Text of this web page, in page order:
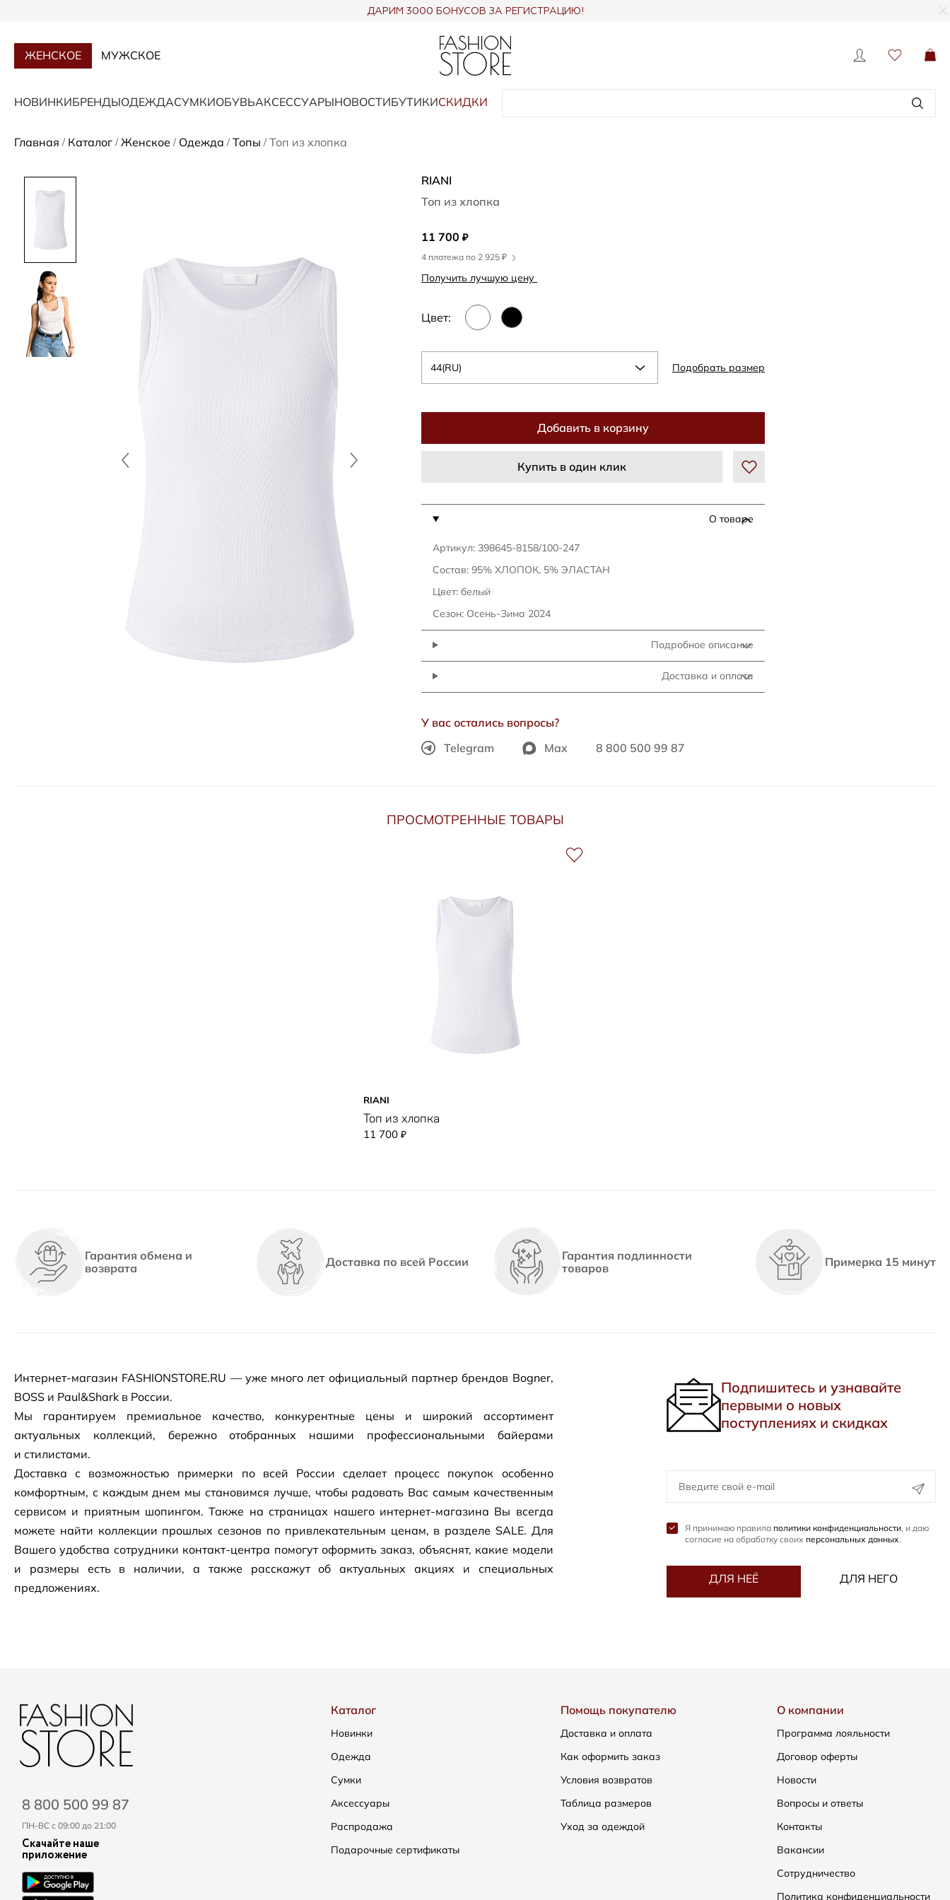
ДАРИМ 3000 БОНУСОВ ЗА РЕГИСТРАЦИЮ!
ЖЕНСКОЕ МУЖСКОЕ
НОВИНКИБРЕНДЫОДЕЖДАСУМКИОБУВЬАКСЕССУАРЫНОВОСТИБУТИКИСКИДКИ
Главная / Каталог / Женское / Одежда / Топы / Топ из хлопка
RIANI
Топ из хлопка
11 700 ₽
4 платежа по 2 925 ₽
Получить лучшую цену
Цвет:
44(RU) Подобрать размер
Добавить в корзину
Купить в один клик
О товаре
Артикул: 398645-8158/100-247
Состав: 95% ХЛОПОК, 5% ЭЛАСТАН
Цвет: белый
Сезон: Осень-Зима 2024
Подробное описание
Доставка и оплата
У вас остались вопросы?
Telegram
Max 8 800 500 99 87
ПРОСМОТРЕННЫЕ ТОВАРЫ
RIANI
Топ из хлопка
11 700 ₽
Гарантия обмена и
возврата
Доставка по всей России
Гарантия подлинности
товаров
Примерка 15 минут
Интернет-магазин FASHIONSTORE.RU — уже много лет официальный партнер брендов Bogner,
BOSS и Paul&Shark в России.
Мы гарантируем премиальное качество, конкурентные цены и широкий ассортимент
актуальных коллекций, бережно отобранных нашими профессиональными байерами
и стилистами.
Доставка с возможностью примерки по всей России сделает процесс покупок особенно
комфортным, с каждым днем мы становимся лучше, чтобы радовать Вас самым качественным
сервисом и приятным шопингом. Также на страницах нашего интернет-магазина Вы всегда
можете найти коллекции прошлых сезонов по привлекательным ценам, в разделе SALE. Для
Вашего удобства сотрудники контакт-центра помогут оформить заказ, объяснят, какие модели
и размеры есть в наличии, а также расскажут об актуальных акциях и специальных
предложениях.
Подпишитесь и узнавайте
первыми о новых
поступлениях и скидках
Я принимаю правила политики конфиденциальности, и даю
согласие на обработку своих персональных данных.
ДЛЯ НЕЁ ДЛЯ НЕГО
8 800 500 99 87
ПН-ВС с 09:00 до 21:00
Скачайте наше
приложение
Каталог
Новинки
Одежда
Сумки
Аксессуары
Распродажа
Подарочные сертификаты
Помощь покупателю
Доставка и оплата
Как оформить заказ
Условия возвратов
Таблица размеров
Уход за одеждой
О компании
Программа лояльности
Договор оферты
Новости
Вопросы и ответы
Контакты
Вакансии
Сотрудничество
Политика конфиденциальности